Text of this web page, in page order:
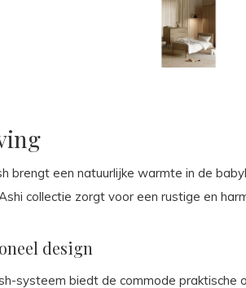
brengt een natuurlijke warmte in de
collectie zorgt voor een rustige en
design
systeem biedt de commode praktische